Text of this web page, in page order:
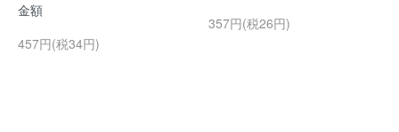
金額
457円(税34円)
357円(税26円)